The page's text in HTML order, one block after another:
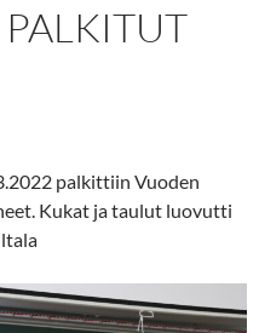
palkittiin Vuoden
Kukat ja taulut luovutti